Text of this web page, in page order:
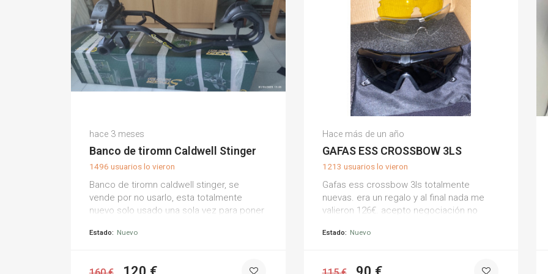
hace 3 meses
Banco de tiromn Caldwell Stinger
1496 usuarios lo vieron
Banco de tiromn caldwell stinger, se
vende por no usarlo, esta totalmente
nuevo solo usado una sola vez para poner
Estado: Nuevo
Natalia S.
(0)
Hace más de un año
GAFAS ESS CROSSBOW 3LS
1213 usuarios lo vieron
Gafas ess crossbow 3ls totalmente
nuevas. era un regalo y al final nada me
valieron 126€. acepto negociación no
Estado: Nuevo